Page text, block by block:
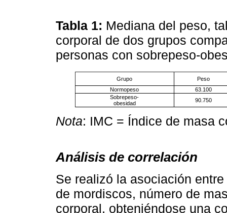
Tabla 1: Mediana del peso,
corporal de dos grupos
personas con sobrepeso-
Grupo
Peso
Normopeso
63.100
Sobrepeso-
obesidad
90.750
Nota: IMC = Índice de masa
Análisis de correlación
Se realizó la asociación
de mordiscos, número de
corporal, obteniéndose una